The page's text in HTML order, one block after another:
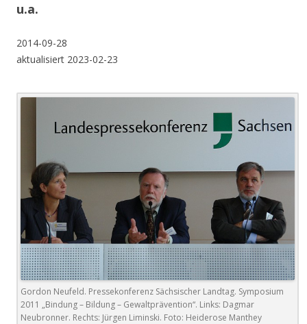
u.a.
2014-09-28
aktualisiert 2023-02-23
Gordon Neufeld. Pressekonferenz Sächsischer Landtag. Symposium
2011 „Bindung – Bildung – Gewaltprävention“. Links: Dagmar
Neubronner. Rechts: Jürgen Liminski. Foto: Heiderose Manthey